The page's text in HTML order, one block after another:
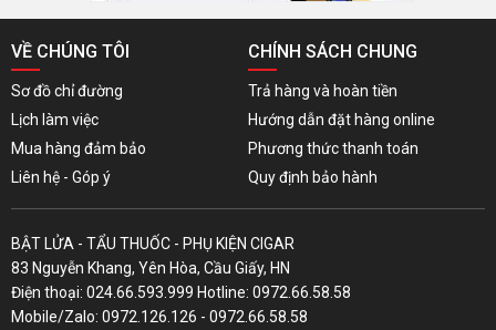
VỀ CHÚNG TÔI
Sơ đồ chỉ đường
Lịch làm việc
Mua hàng đảm bảo
Liên hệ - Góp ý
CHÍNH SÁCH CHUNG
Trả hàng và hoàn tiền
Hướng dẫn đặt hàng online
Phương thức thanh toán
Quy định bảo hành
BẬT LỬA - TẨU THUỐC - PHỤ KIỆN CIGAR
83 Nguyễn Khang, Yên Hòa, Cầu Giấy, HN
Điện thoại: 024.66.593.999 Hotline: 0972.66.58.58
Mobile/Zalo: 0972.126.126 - 0972.66.58.58